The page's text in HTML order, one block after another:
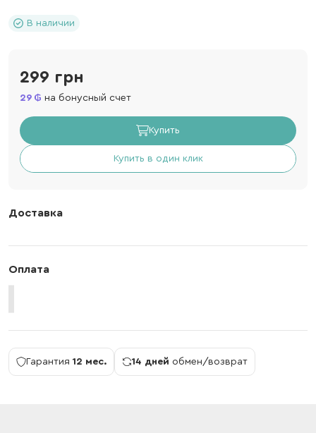
В наличии
299 грн
29 на бонусный счет
Купить
Купить в один клик
Доставка
Оплата
Гарантия 12 мес. 14 дней обмен/возврат